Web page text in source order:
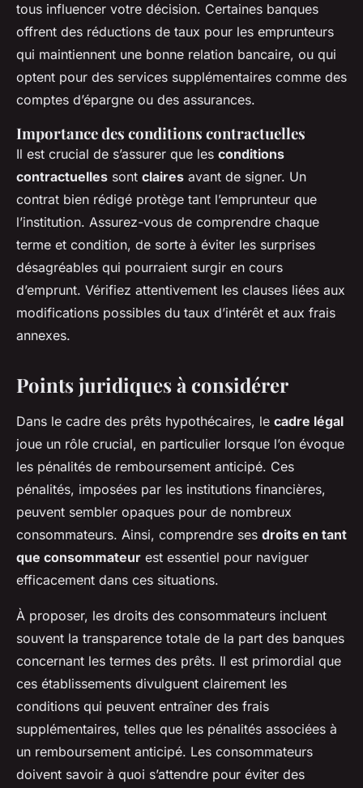
tous influencer votre décision. Certaines banques
offrent des réductions de taux pour les emprunteurs
qui maintiennent une bonne relation bancaire, ou qui
optent pour des services supplémentaires comme des
comptes d’épargne ou des assurances.
Importance des conditions contractuelles
Il est crucial de s’assurer que les conditions
contractuelles sont claires avant de signer. Un
contrat bien rédigé protège tant l’emprunteur que
l’institution. Assurez-vous de comprendre chaque
terme et condition, de sorte à éviter les surprises
désagréables qui pourraient surgir en cours
d’emprunt. Vérifiez attentivement les clauses liées aux
modifications possibles du taux d’intérêt et aux frais
annexes.
Points juridiques à considérer
Dans le cadre des prêts hypothécaires, le cadre légal
joue un rôle crucial, en particulier lorsque l’on évoque
les pénalités de remboursement anticipé. Ces
pénalités, imposées par les institutions financières,
peuvent sembler opaques pour de nombreux
consommateurs. Ainsi, comprendre ses droits en tant
que consommateur est essentiel pour naviguer
efficacement dans ces situations.
À proposer, les droits des consommateurs incluent
souvent la transparence totale de la part des banques
concernant les termes des prêts. Il est primordial que
ces établissements divulguent clairement les
conditions qui peuvent entraîner des frais
supplémentaires, telles que les pénalités associées à
un remboursement anticipé. Les consommateurs
doivent savoir à quoi s’attendre pour éviter des